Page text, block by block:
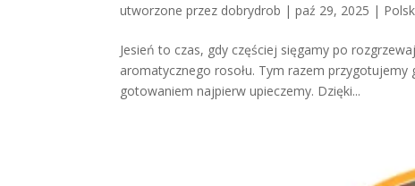
utworzone przez dobrydrob |paź 29, 2025 |
Jesień to czas, gdy częściej sięgamy po
aromatycznego rosołu. Tym razem
gotowaniem najpierw upieczemy. Dzięki...